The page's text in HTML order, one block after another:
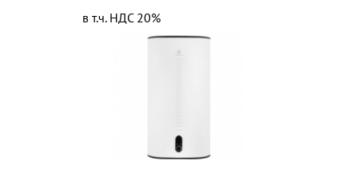
в т.ч. НДС 20%